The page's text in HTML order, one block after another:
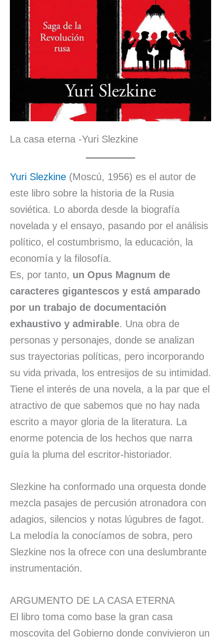
La casa eterna -Yuri Slezkine
Yuri Slezkine (Moscú, 1956) es el autor de
este libro sobre la historia de la Rusia
soviética. Lo aborda desde la biografía
novelada y el ensayo, pasando por el análisis
político, el costumbrismo, la educación, la
economía y la filosofía.
Es, por tanto, un Opus Magnum de
caracteres gigantescos y está amparado
por un trabajo de documentación
exhaustivo y admirable. Una obra de
personas y personajes, donde se analizan
sus trayectorias políticas, pero incorporando
su vida privada, los entresijos de su intimidad.
Tiene el interés de una novela, a la par que el
atractivo de que sabemos que no hay nada
escrito a mayor gloria de la literatura. La
enorme potencia de los hechos que narra
guía la pluma del escritor-historiador.
Slezkine ha conformado una orquesta donde
mezcla pasajes de percusión atronadora con
adagios, silencios y notas lúgubres de fagot.
La melodía la conocíamos de sobra, pero
Slezkine nos la ofrece con una deslumbrante
instrumentación.
ARGUMENTO DE LA CASA ETERNA
El libro toma como base la gran casa
moscovita del Gobierno donde convivieron un